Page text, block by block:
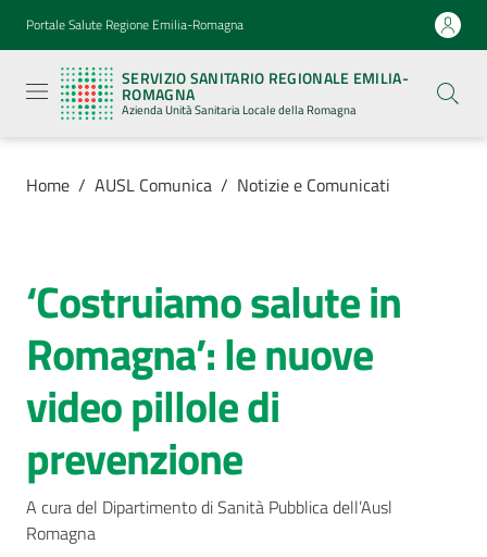
Vai al contenuto
Vai alla navigazione
Vai al footer
Portale Salute Regione Emilia-Romagna
SERVIZIO SANITARIO REGIONALE EMILIA-
ROMAGNA
Azienda Unità Sanitaria Locale della Romagna
Sanitario
Regionale
Emilia-
Romagna
Azienda
Sanitaria
Locale della
Azienda
Servizi
Luoghi
di
cura
AUSL
Home / AUSL Comunica / Notizie e Comunicati
Salta al contenuto
‘Costruiamo salute in
Romagna’: le nuove
video pillole di
prevenzione
A cura del Dipartimento di Sanità Pubblica dell’Ausl
Romagna